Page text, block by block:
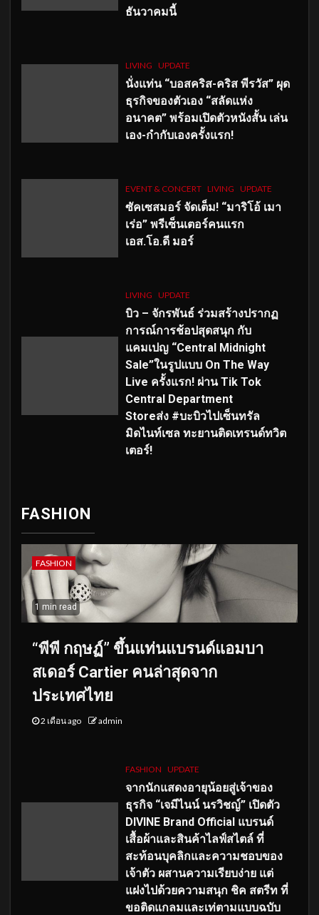
ธันวาคมนี้
LIVING UPDATE
นั่งแท่น “บอสคริส-คริส พีรวัส” ผุด
ธุรกิจของตัวเอง “สลัดแห่ง
อนาคต” พร้อมเปิดตัวหนังสั้น เล่น
เอง-กำกับเองครั้งแรก!
EVENT & CONCERT LIVING UPDATE
ซัคเซสมอร์ จัดเต็ม! “มาริโอ้ เมา
เร่อ” พรีเซ็นเตอร์คนแรก
เอส.โอ.ดี มอร์
LIVING UPDATE
บิว – จักรพันธ์ ร่วมสร้างปรากฏ
การณ์การช้อปสุดสนุก กับ
แคมเปญ “Central Midnight
Sale”ในรูปแบบ On The Way
Live ครั้งแรก! ผ่าน Tik Tok
Central Department
Storeส่ง #บะบิวไปเซ็นทรัล
มิดไนท์เซล ทะยานติดเทรนด์ทวิต
เตอร์!
FASHION
FASHION
1 min read
“พีพี กฤษฏ์” ขึ้นแท่นแบรนด์แอมบา
สเดอร์ Cartier คนล่าสุดจาก
ประเทศไทย
2 เดือน ago admin
FASHION UPDATE
จากนักแสดงอายุน้อยสู่เจ้าของ
ธุรกิจ “เจมีไนน์ นรวิชญ์” เปิดตัว
DIVINE Brand Official แบรนด์
เสื้อผ้าและสินค้าไลฟ์สไตล์ ที่
สะท้อนบุคลิกและความชอบของ
เจ้าตัว ผสานความเรียบง่าย แต่
แฝงไปด้วยความสนุก ชิค สตรีท ที่
ขอติดแกลมและเท่ตามแบบฉบับ